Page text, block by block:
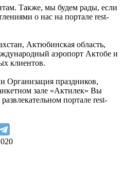
Также, мы будем рады, если
о нас на портале rest-
Актюбинская область,
аэропорт Актобе и
клиентов.
Организация праздников,
зале «Актилек» Вы
портале rest-